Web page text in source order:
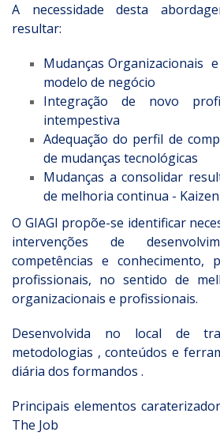
A necessidade desta
resultar:
Mudanças Organizacionais
modelo de negócio
Integração de novo
intempestiva
Adequação do perfil de
de mudanças tecnológicas
Mudanças a consolidar
de melhoria continua - Kaizen
O GIAGI propõe-se identificar
intervenções de
competências e conhecimento,
profissionais, no sentido de
organizacionais e profissionais.
Desenvolvida no local de
metodologias , conteúdos e
diária dos formandos .
Principais elementos
The Job